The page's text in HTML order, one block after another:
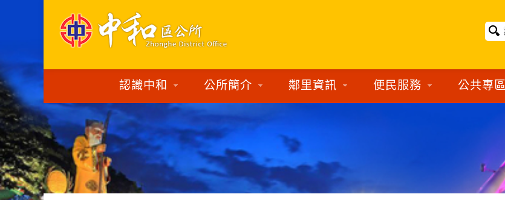
認識中和 公所簡介 鄰里資訊 便民服務 公共專區